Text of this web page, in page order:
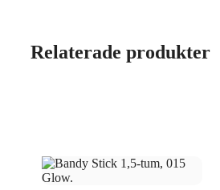
Relaterade produkter